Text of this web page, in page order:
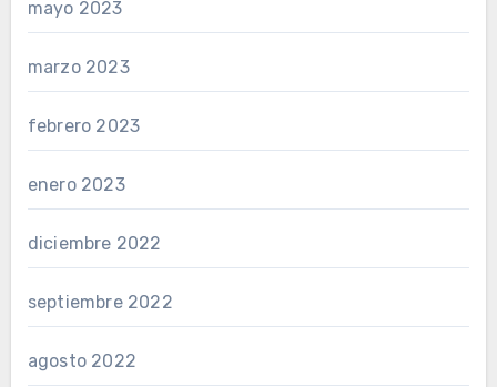
mayo 2023
marzo 2023
febrero 2023
enero 2023
diciembre 2022
septiembre 2022
agosto 2022